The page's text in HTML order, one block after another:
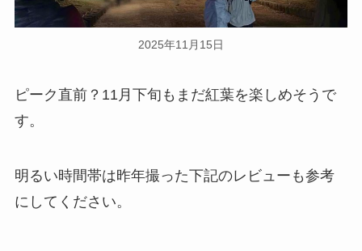
2025年11月15日
ピーク直前？11月下旬もまだ紅葉を楽しめそうで
す。
明るい時間帯は昨年撮った下記のレビューも参考
にしてください。